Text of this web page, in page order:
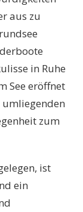
aus zu
in Ruhe
See eröffnet
zum
ist
ein